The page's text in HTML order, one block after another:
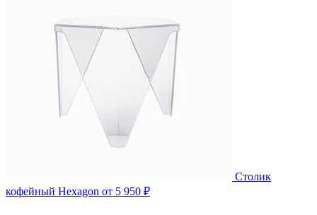
Столик
кофейный Hexagon от 5 950 ₽